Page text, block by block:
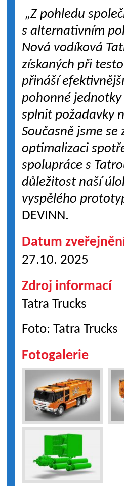
„Z pohledu
s alternativním
Nová vodíková
získaných při
přináší
pohonné
splnit požadavky
Současně jsme
optimalizaci
spolupráce s
důležitost naší
vyspělého
DEVINN.
Datum
27.10. 2025
Zdroj informací
Tatra Trucks
Foto: Tatra Trucks
Fotogalerie